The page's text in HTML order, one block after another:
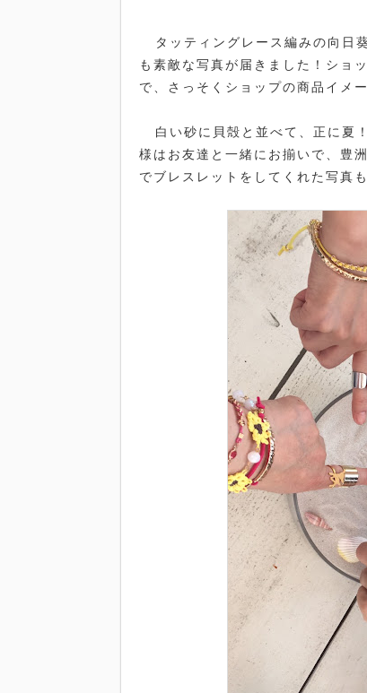
タッティングレース編みの向日
も素敵な写真が届きました！ショ
で、さっそくショップの商品イメ
白い砂に貝殻と並べて、正に夏
様はお友達と一緒にお揃いで、豊
でブレスレットをしてくれた写真